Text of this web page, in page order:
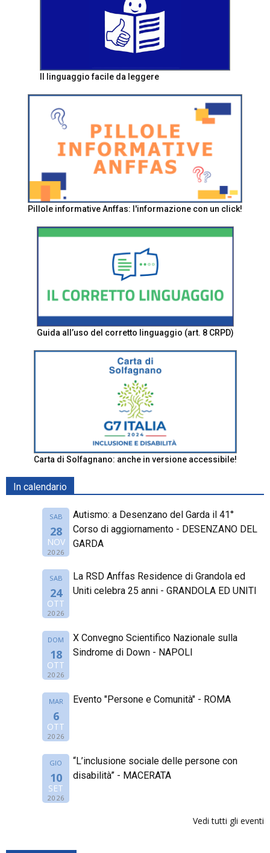
Il linguaggio facile da leggere
Pillole informative Anffas: l'informazione con un click!
Guida all’uso del corretto linguaggio (art. 8 CRPD)
Carta di Solfagnano: anche in versione accessibile!
In calendario
SAB
28
NOV
2026
Autismo: a Desenzano del Garda il 41°
Corso di aggiornamento - DESENZANO DEL
GARDA
SAB
24
OTT
2026
La RSD Anffas Residence di Grandola ed
Uniti celebra 25 anni - GRANDOLA ED UNITI
DOM
18
OTT
2026
X Convegno Scientifico Nazionale sulla
Sindrome di Down - NAPOLI
MAR
6
OTT
2026
Evento "Persone e Comunità" - ROMA
GIO
10
SET
2026
“L’inclusione sociale delle persone con
disabilità” - MACERATA
Vedi tutti gli eventi